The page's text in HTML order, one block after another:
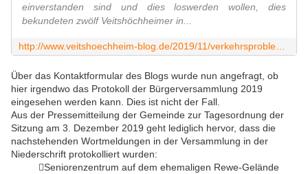
einverstanden sind und dies loswerden wollen, dies
bekundeten zwölf Veitshöchheimer in...
Über das Kontaktformular des Blogs wurde nun angefragt, ob
hier irgendwo das Protokoll der Bürgerversammlung 2019
eingesehen werden kann. Dies ist nicht der Fall.
Aus der Pressemitteilung der Gemeinde zur Tagesordnung der
Sitzung am 3. Dezember 2019 geht lediglich hervor, dass die
nachstehenden Wortmeldungen in der Versammlung in der
Niederschrift protokolliert wurden:
Seniorenzentrum auf dem ehemaligen Rewe-Gelände